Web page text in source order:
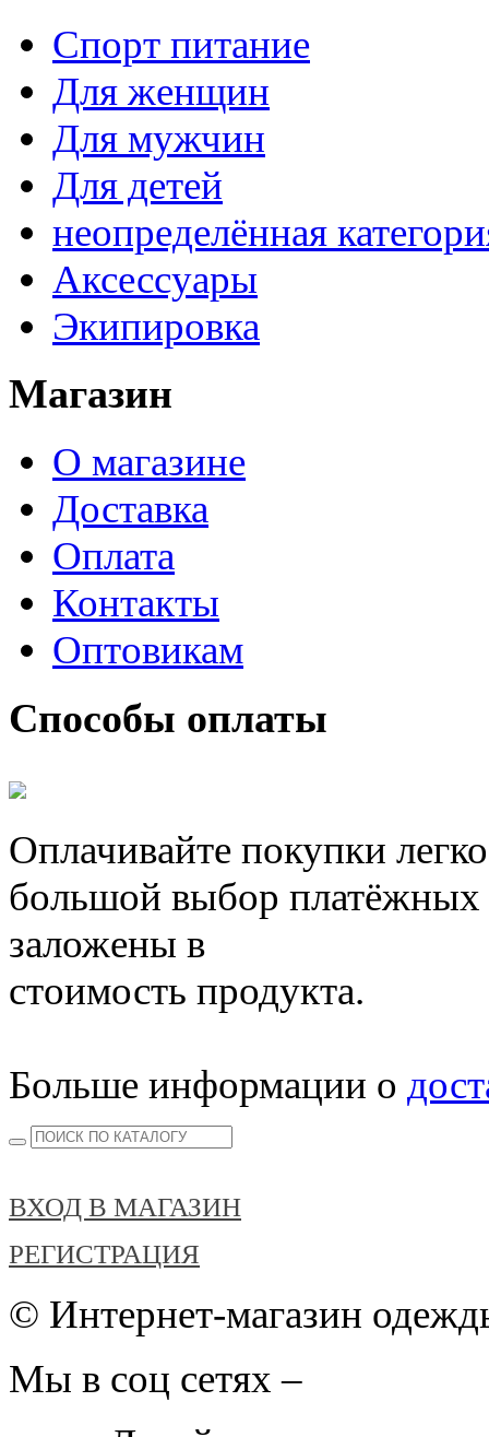
Спорт питание
Для женщин
Для мужчин
Для детей
неопределённая
Аксессуары
Экипировка
Магазин
О магазине
Доставка
Оплата
Контакты
Оптовикам
Способы оплаты
Оплачивайте покупки
большой выбор
заложены в
стоимость продукта.
Больше информации о
ВХОД В МАГАЗИН
РЕГИСТРАЦИЯ
© Интернет-магазин
Мы в соц сетях –